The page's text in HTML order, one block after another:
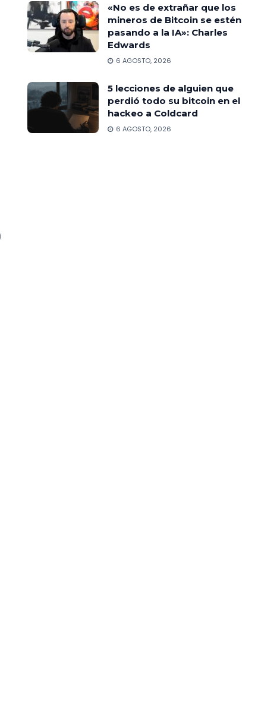
«No es de extrañar que los
mineros de Bitcoin se estén
pasando a la IA»: Charles
Edwards
6 AGOSTO, 2026
5 lecciones de alguien que
perdió todo su bitcoin en el
hackeo a Coldcard
6 AGOSTO, 2026